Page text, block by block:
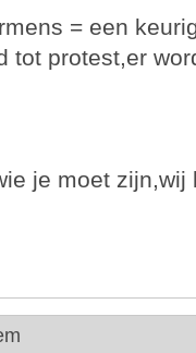
= een
tot protest,er
je moet